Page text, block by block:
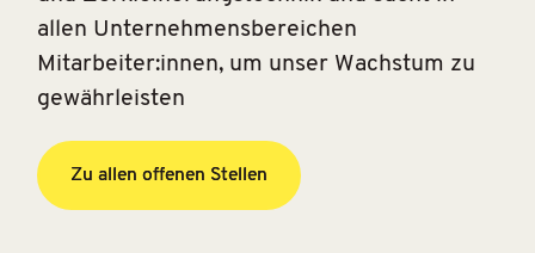
allen Unternehmensbereichen
Mitarbeiter:innen, um unser Wachstum zu
gewährleisten
Zu allen offenen Stellen
Zu allen offenen Stellen